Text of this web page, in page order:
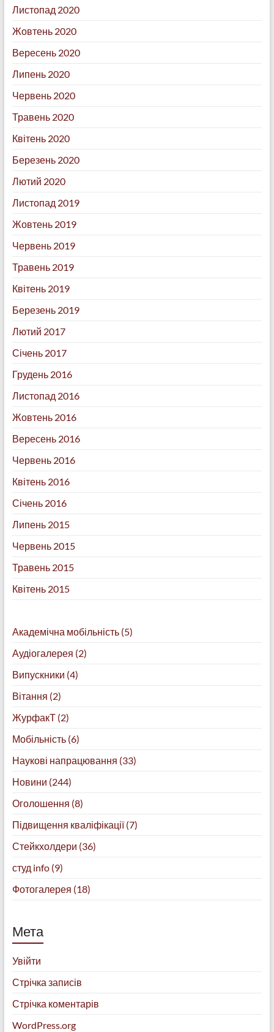
Листопад 2020
Жовтень 2020
Вересень 2020
Липень 2020
Червень 2020
Травень 2020
Квітень 2020
Березень 2020
Лютий 2020
Листопад 2019
Жовтень 2019
Червень 2019
Травень 2019
Квітень 2019
Березень 2019
Лютий 2017
Січень 2017
Грудень 2016
Листопад 2016
Жовтень 2016
Вересень 2016
Червень 2016
Квітень 2016
Січень 2016
Липень 2015
Червень 2015
Травень 2015
Квітень 2015
Академічна мобільність(5)
Аудіогалерея (2)
Випускники (4)
Вітання (2)
ЖурфакТ(2)
Мобільність(6)
Наукові напрацювання (33)
Новини (244)
Оголошення (8)
Підвищення кваліфікації(7)
Стейкхолдери (36)
студ info(9)
Фотогалерея (18)
Мета
Увійти
Стрічка записів
Стрічка коментарів
WordPress.org